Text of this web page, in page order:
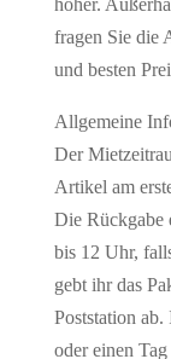
Menge
höher.
fragen Sie die
und besten
Allgemeine
Der
Artikel am
Die Rückgabe
bis 12 Uhr,
gebt ihr das
Poststation
oder einen